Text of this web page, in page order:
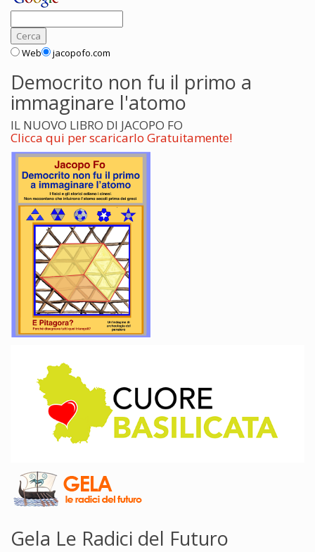
Web jacopofo.com
Democrito non fu il primo a
immaginare l'atomo
IL NUOVO LIBRO DI JACOPO FO
Clicca qui per scaricarlo Gratuitamente!
Gela Le Radici del Futuro